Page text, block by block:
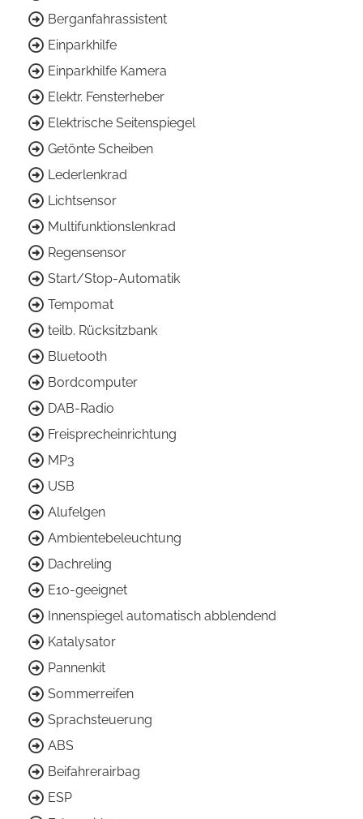
Berganfahrassistent
Einparkhilfe
Einparkhilfe Kamera
Elektr. Fensterheber
Elektrische Seitenspiegel
Getönte Scheiben
Lederlenkrad
Lichtsensor
Multifunktionslenkrad
Regensensor
Start/Stop-Automatik
Tempomat
teilb. Rücksitzbank
Bluetooth
Bordcomputer
DAB-Radio
Freisprecheinrichtung
MP3
USB
Alufelgen
Ambientebeleuchtung
Dachreling
E10-geeignet
Innenspiegel automatisch abblendend
Katalysator
Pannenkit
Sommerreifen
Sprachsteuerung
ABS
Beifahrerairbag
ESP